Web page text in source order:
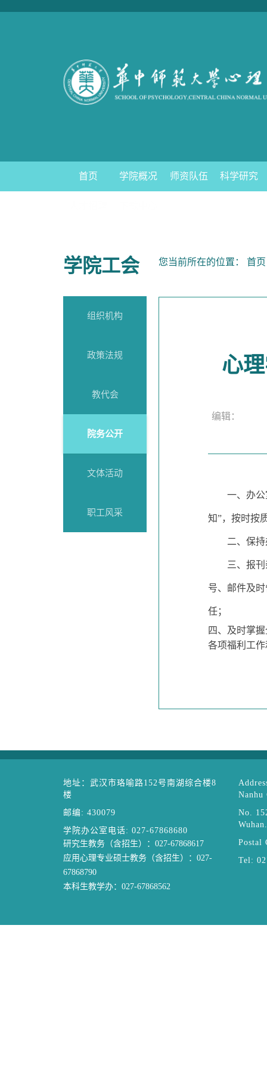
首页 学院概况 师资队伍 科学研究
学院工会
组织机构
政策法规
教代会
院务公开
文体活动
职工风采
您当前所在的位置： 首页
心
编辑：
一、办
知”，按时按
二、保
三、报
号、邮件及
任；
四、及时掌
各项福利工
地址：武汉市珞喻路152号南湖综合楼8
楼
邮编: 430079
学院办公室电话: 027-67868680
研究生教务（含招生）：027-67868617
应用心理专业硕士教务（含招生）：027-
67868790
本科生教学办：027-67868562
Nanhu
No.
Wuhan.
Postal
Tel: